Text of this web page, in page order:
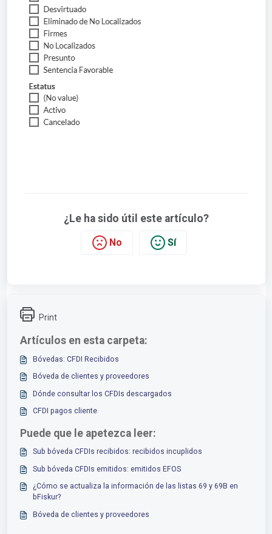
¿Le ha sido útil este artículo?
No Sí
Print
Artículos en esta carpeta:
Bóvedas: CFDI Recibidos
Bóveda de clientes y proveedores
Dónde consultar los CFDIs descargados
CFDI pagos cliente
Puede que le apetezca leer:
Sub bóveda CFDIs recibidos: recibidos incuplidos
Sub bóveda CFDIs emitidos: emitidos EFOS
¿Cómo se actualiza la información de las listas 69 y 69B en
bFiskur?
Bóveda de clientes y proveedores